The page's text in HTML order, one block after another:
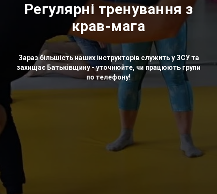
Регулярні тренування з
крав-мага
Зараз більшість наших інструкторів служить у ЗСУ та
захищає Батьківщину - уточнюйте, чи працюють групи
по телефону!